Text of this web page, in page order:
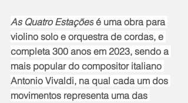
As Quatro Estações é uma obra para
violino solo e orquestra de cordas, e
completa 300 anos em 2023, sendo a
mais popular do compositor italiano
Antonio Vivaldi, na qual cada um dos
movimentos representa uma das